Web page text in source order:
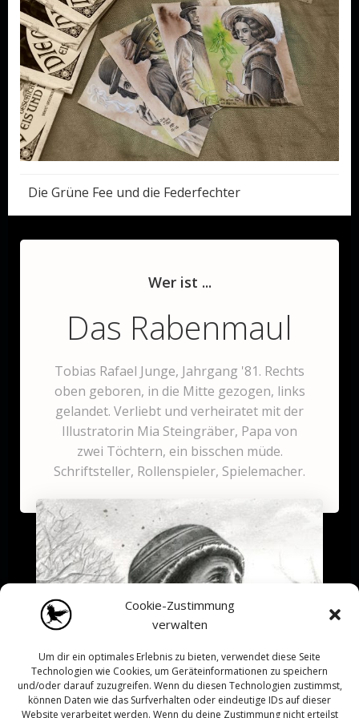
Cookie-Zustimmung
verwalten
Um dir ein optimales Erlebnis zu bieten, verwendet diese Seite
Technologien wie Cookies, um Geräteinformationen zu speichern
und/oder darauf zuzugreifen. Wenn du diesen Technologien zustimmst,
können Daten wie das Surfverhalten oder eindeutige IDs auf dieser
Website verarbeitet werden. Wenn du deine Zustimmung nicht erteilst
Post
navigation
Die Grüne Fee und die Federfechter
Wer ist ...
Das Rabenmaul
Tobias Rafael Junge, Jahrgang '81. Rechts
oben geboren, in die Mitte gezogen, links
gelandet. Verliebt und verheiratet mit der
Illustratorin Mia Steingräber, Papa von
zwei Töchtern, ein bisschen müde.
Schriftsteller, Rollenspieler, Spielemacher.